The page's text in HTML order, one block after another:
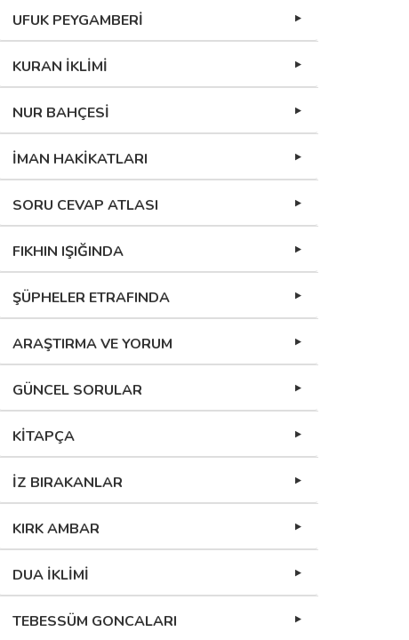
UFUK PEYGAMBERİ
KURAN İKLİMİ
NUR BAHÇESİ
İMAN HAKİKATLARI
SORU CEVAP ATLASI
FIKHIN IŞIĞINDA
ŞÜPHELER ETRAFINDA
ARAŞTIRMA VE YORUM
GÜNCEL SORULAR
KİTAPÇA
İZ BIRAKANLAR
KIRK AMBAR
DUA İKLİMİ
TEBESSÜM GONCALARI